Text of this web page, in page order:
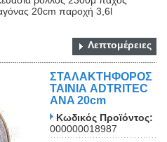
20cm παροχή 3,6l
Λεπτομέρειες
ΣΤΑΛΑΚΤΗΦΟΡΟΣ
ΤΑΙΝΙΑ ADTRITEC
ANA 20cm
Κωδικός Προϊόντος:
000000018987